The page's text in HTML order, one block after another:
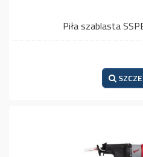
Piła szablasta